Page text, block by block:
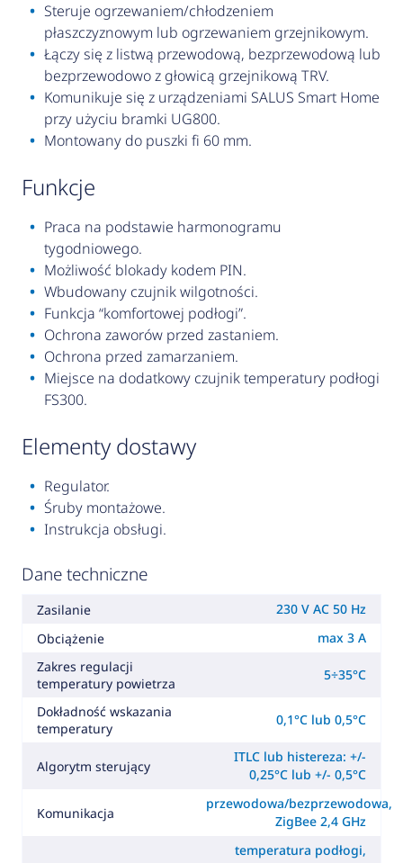
Steruje ogrzewaniem/chłodzeniem
płaszczyznowym lub ogrzewaniem grzejnikowym.
Łączy się z listwą przewodową, bezprzewodową lub
bezprzewodowo z głowicą grzejnikową TRV.
Komunikuje się z urządzeniami SALUS Smart Home
przy użyciu bramki UG800.
Montowany do puszki fi 60 mm.
funkcje
Praca na podstawie harmonogramu
tygodniowego.
Możliwość blokady kodem PIN.
Wbudowany czujnik wilgotności.
Funkcja “komfortowej podłogi”.
Ochrona zaworów przed zastaniem.
Ochrona przed zamarzaniem.
Miejsce na dodatkowy czujnik temperatury podłogi
FS300.
elementy dostawy
Regulator.
Śruby montażowe.
Instrukcja obsługi.
Dane techniczne
Zasilanie
230 V AC 50 Hz
Obciążenie
max 3 A
Zakres regulacji
temperatury powietrza
5÷35°C
Dokładność wskazania
temperatury
0,1°C lub 0,5°C
Algorytm sterujący
ITLC lub histereza: +/-
0,25°C lub +/- 0,5°C
Komunikacja
przewodowa/bezprzewodowa,
ZigBee 2,4 GHz
temperatura podłogi,